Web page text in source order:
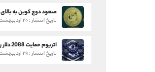
صعود دوج کوین به بالای 0.1 دلار
تاریخ انتشار : ۲۰ اردیبهشت ۱۴۰۵
اتریوم حمایت 2088 دلار را حفظ کرد
تاریخ انتشار : ۲۹ اردیبهشت ۱۴۰۵